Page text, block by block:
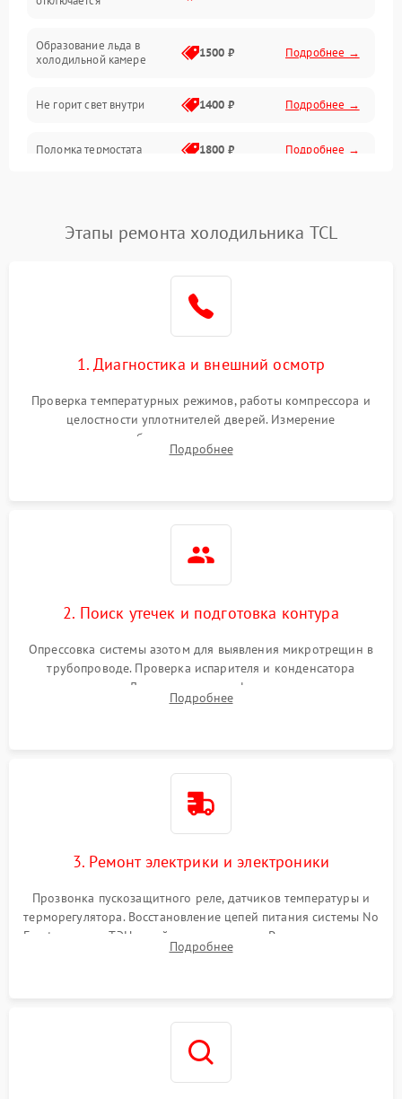
Образование льда в
холодильной камере
1500 ₽ Подробнее →
Не горит свет внутри 1400 ₽ Подробнее →
Поломка термостата 1800 ₽ Подробнее →
Поломка системы No Frost 2600 ₽ Подробнее →
работе
2000 ₽ Подробнее →
1000 ₽
1800 ₽
Этапы ремонта холодильника TCL
1. Диагностика и внешний осмотр
Проверка температурных режимов, работы компрессора и
целостности уплотнителей дверей. Измерение
сопротивления обмоток мотора, проверка термостата и
считывание кодов ошибок с электронного дисплея.
Подробнее
2. Поиск утечек и подготовка контура
Опрессовка системы азотом для выявления микротрещин в
трубопроводе. Проверка испарителя и конденсатора
течеискателем. Демонтаж старого фильтра-осушителя и
продувка капиллярной трубки для устранения засоров.
Подробнее
3. Ремонт электрики и электроники
Прозвонка пускозащитного реле, датчиков температуры и
терморегулятора. Восстановление цепей питания системы No
Frost, включая ТЭН оттайки и вентилятор. Ремонт или замена
платы управления при сбоях алгоритмов.
Подробнее